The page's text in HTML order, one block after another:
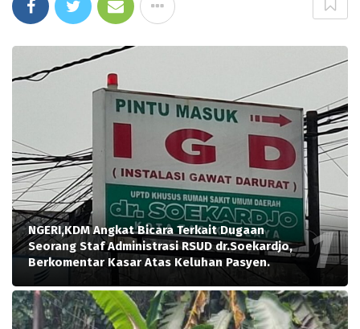
NGERI,KDM Angkat Bicara Terkait Dugaan
Seorang Staf Administrasi RSUD dr.Soekardjo,
Berkomentar Kasar Atas Keluhan Pasyen.